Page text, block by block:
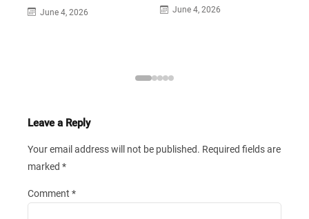
June 4, 2026 June 4, 2026
Leave a Reply
Your email address will not be published. Required fields are
marked *
Comment *